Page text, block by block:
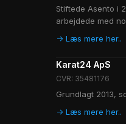
Stiftede Asento i
arbejdede med
-> Læs mere her..
Karat24 ApS
CVR: 35481176
Grundlagt 2013,
-> Læs mere her..